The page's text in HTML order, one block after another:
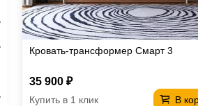
Кровать-трансформер Смарт 3
35 900 ₽
В
Купить в 1 клик